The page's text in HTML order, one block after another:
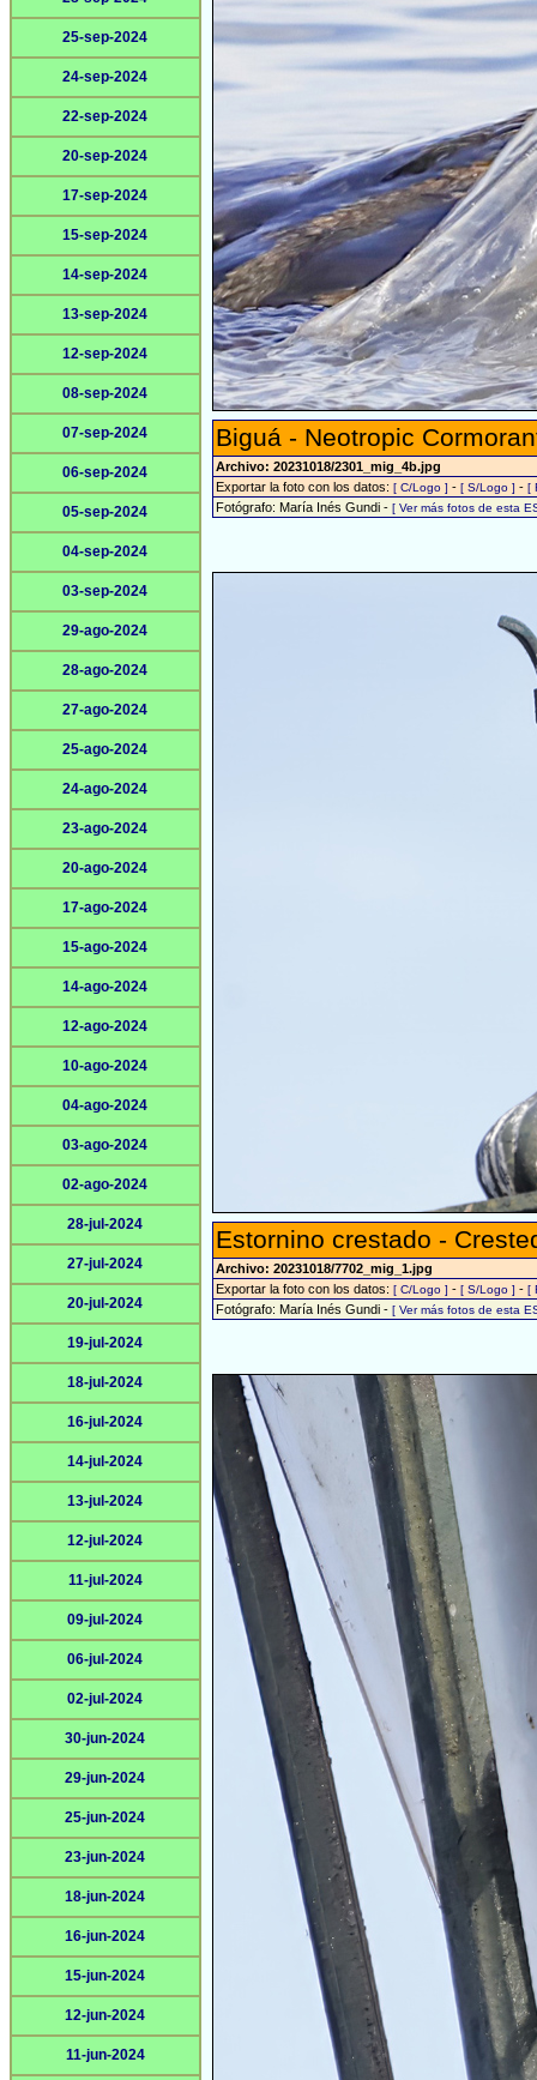
25-sep-2024
24-sep-2024
22-sep-2024
20-sep-2024
17-sep-2024
15-sep-2024
14-sep-2024
13-sep-2024
12-sep-2024
08-sep-2024
07-sep-2024
06-sep-2024
05-sep-2024
04-sep-2024
03-sep-2024
29-ago-2024
28-ago-2024
27-ago-2024
25-ago-2024
24-ago-2024
23-ago-2024
20-ago-2024
17-ago-2024
15-ago-2024
14-ago-2024
12-ago-2024
10-ago-2024
04-ago-2024
03-ago-2024
02-ago-2024
28-jul-2024
27-jul-2024
20-jul-2024
19-jul-2024
18-jul-2024
16-jul-2024
14-jul-2024
13-jul-2024
12-jul-2024
11-jul-2024
09-jul-2024
06-jul-2024
02-jul-2024
30-jun-2024
29-jun-2024
25-jun-2024
23-jun-2024
18-jun-2024
16-jun-2024
15-jun-2024
12-jun-2024
11-jun-2024
Biguá - Neotropic
Archivo: 20231018/2301_mig_4b.jpg
Exportar la foto con los datos: [ C/Logo ] - [ S/Logo ] - [
Fotógrafo: María Inés Gundi - [ Ver más fotos de esta
Estornino crestado -
Archivo: 20231018/7702_mig_1.jpg
Exportar la foto con los datos: [ C/Logo ] - [ S/Logo ] - [
Fotógrafo: María Inés Gundi - [ Ver más fotos de esta